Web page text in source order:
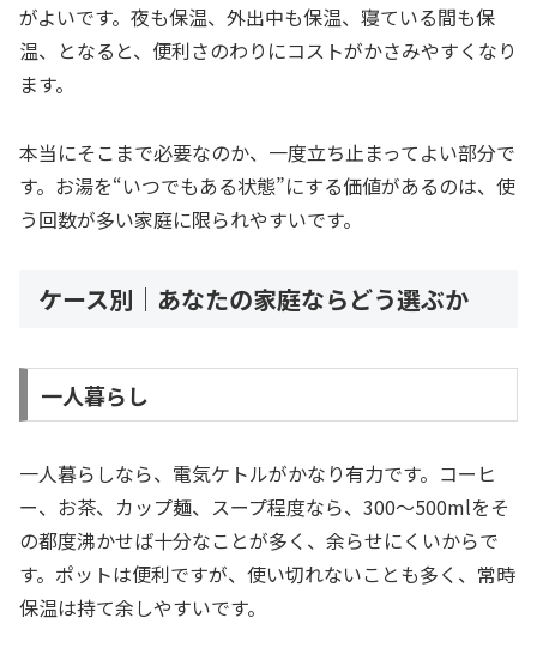
がよいです。夜も保温、外出中も保温、寝ている間も保
温、となると、便利さのわりにコストがかさみやすくなり
ます。
本当にそこまで必要なのか、一度立ち止まってよい部分で
す。お湯を“いつでもある状態”にする価値があるのは、使
う回数が多い家庭に限られやすいです。
ケース別｜あなたの家庭ならどう選ぶか
一人暮らし
一人暮らしなら、電気ケトルがかなり有力です。コーヒ
ー、お茶、カップ麺、スープ程度なら、300〜500mlをそ
の都度沸かせば十分なことが多く、余らせにくいからで
す。ポットは便利ですが、使い切れないことも多く、常時
保温は持て余しやすいです。